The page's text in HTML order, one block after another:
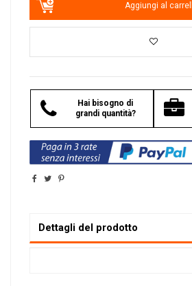
Aggiungi al
Hai bisogno di
grandi quantità?
Dettagli del prodotto